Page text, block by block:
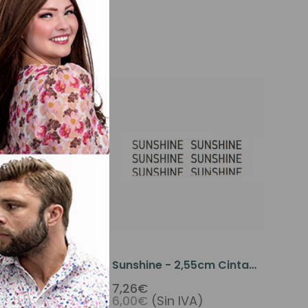
No Glue -
Uds/bolsa
IVA)
Sunshine - 2,55cm Cinta
Adhesiva Recta 36
Uds/bolsa
7,26€
6,00€ (Sin IVA)